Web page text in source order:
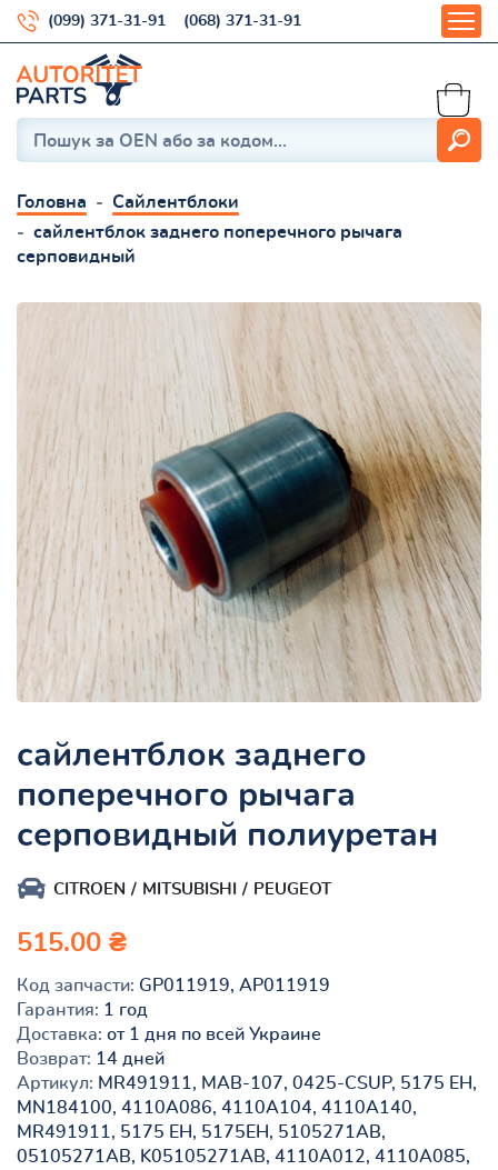
(099) 371-31-91 (068) 371-31-91
Головна
Сайлентблоки
сайлентблок заднего поперечного рычага
серповидный
сайлентблок заднего
поперечного рычага
серповидный полиуретан
CITROEN MITSUBISHI PEUGEOT
515.00 ₴
Код запчасти: GP011919, AP011919
Гарантия: 1 год
Доставка: от 1 дня по всей Украине
Возврат: 14 дней
Артикул: MR491911, MAB-107, 0425-CSUP, 5175 EH,
MN184100, 4110A086, 4110A104, 4110A140,
MR491911, 5175 EH, 5175EH, 5105271AB,
05105271AB, K05105271AB, 4110A012, 4110A085,